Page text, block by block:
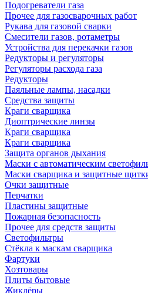
Подогреватели газа
Прочее для газосварочных работ
Рукава для газовой сварки
Смесители газов, ротаметры
Устройства для перекачки газов
Редукторы и регуляторы
Регуляторы расхода газа
Редукторы
Паяльные лампы, насадки
Средства защиты
Краги сварщика
Диоптрические линзы
Краги сварщика
Краги сварщика
Защита органов дыхания
Маски с автоматическим
Маски сварщика и защитные
Очки защитные
Перчатки
Пластины защитные
Пожарная безопасность
Прочее для средств защиты
Светофильтры
Стёкла к маскам сварщика
Фартуки
Хозтовары
Плиты бытовые
Жиклёры